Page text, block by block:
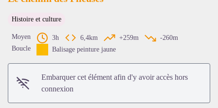
Voir l'image en plein écran
Histoire et culture
Moyen 3h 6,4km +259m
-260m
Boucle
Balisage peinture jaune
Embarquer cet élément afin d'y avoir accès hors
connexion